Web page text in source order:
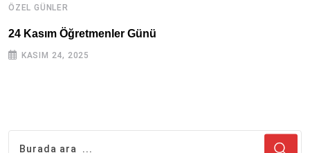
ÖZEL GÜNLER
24 Kasım Öğretmenler Günü
KASIM 24, 2025